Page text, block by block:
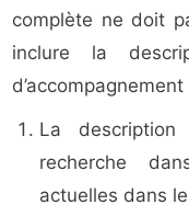
complète ne doit
inclure la
La
recherche
actuelles dans